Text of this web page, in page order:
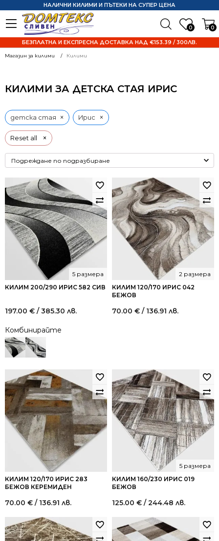
0 0
НАЛИЧНИ КИЛИМИ И ПЪТЕКИ НА СУПЕР ЦЕНА
БЕЗПЛАТНА И ЕКСПРЕСНА ДОСТАВКА НАД €153.39 / 300ЛВ.
Магазин за килими Килими
КИЛИМИ ЗА ДЕТСКА СТАЯ ИРИС
Reset all ×
детска стая × Ирис ×
КИЛИМ 200/290 ИРИС 582 СИВ
5 размера
197.00 € / 385.30 лв.
Комбинирайте
КИЛИМ 120/170 ИРИС 042
БЕЖОВ
2 размера
70.00 € / 136.91 лв.
КИЛИМ 120/170 ИРИС 283
БЕЖОВ КЕРЕМИДЕН
70.00 € / 136.91 лв.
КИЛИМ 160/230 ИРИС 019
БЕЖОВ
5 размера
125.00 € / 244.48 лв.